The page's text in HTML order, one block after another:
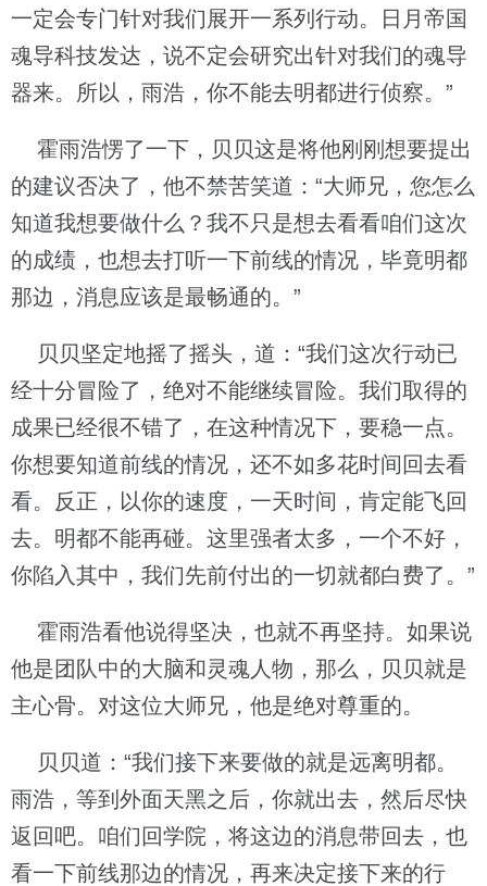
一定会专门针对我们展开一系列行动。日月帝国
魂导科技发达，说不定会研究出针对我们的魂导
器来。所以，雨浩，你不能去明都进行侦察。”
霍雨浩愣了一下，贝贝这是将他刚刚想要提出
的建议否决了，他不禁苦笑道：“大师兄，您怎么
知道我想要做什么？我不只是想去看看咱们这次
的成绩，也想去打听一下前线的情况，毕竟明都
那边，消息应该是最畅通的。”
贝贝坚定地摇了摇头，道：“我们这次行动已
经十分冒险了，绝对不能继续冒险。我们取得的
成果已经很不错了，在这种情况下，要稳一点。
你想要知道前线的情况，还不如多花时间回去看
看。反正，以你的速度，一天时间，肯定能飞回
去。明都不能再碰。这里强者太多，一个不好，
你陷入其中，我们先前付出的一切就都白费了。”
霍雨浩看他说得坚决，也就不再坚持。如果说
他是团队中的大脑和灵魂人物，那么，贝贝就是
主心骨。对这位大师兄，他是绝对尊重的。
贝贝道：“我们接下来要做的就是远离明都。
雨浩，等到外面天黑之后，你就出去，然后尽快
返回吧。咱们回学院，将这边的消息带回去，也
看一下前线那边的情况，再来决定接下来的行